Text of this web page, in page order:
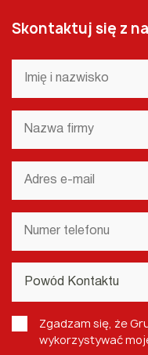
Skontaktuj się z
Imię
nazwisko
Nazwa
firmy*
Adres
Numer
telefonu*
Powód
Kontaktu*
RODO*
Zgadzam się, że
wykorzystywać